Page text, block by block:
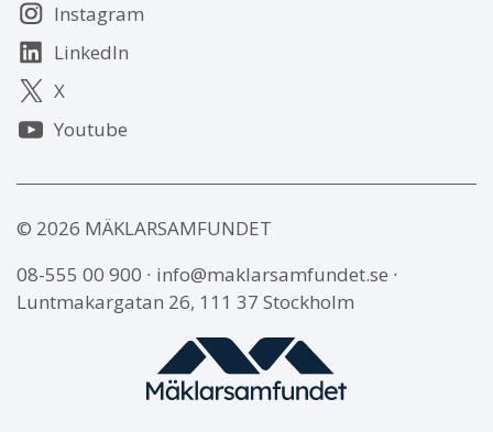
Instagram
LinkedIn
X
Youtube
© 2026 MÄKLARSAMFUNDET
08-555 00 900 ∙ info@maklarsamfundet.se ∙
Luntmakargatan 26, 111 37 Stockholm